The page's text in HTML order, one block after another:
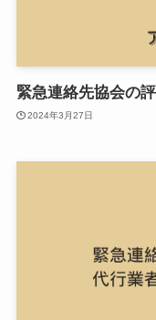
緊急連絡先協会の
2024年3月27日